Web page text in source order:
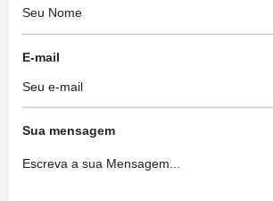
E-mail
Sua mensagem